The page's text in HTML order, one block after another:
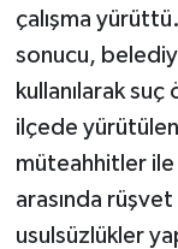
çalışma
sonucu,
kullanılarak
ilçede
müteahhitler ile
arasında
usulsüzlükler